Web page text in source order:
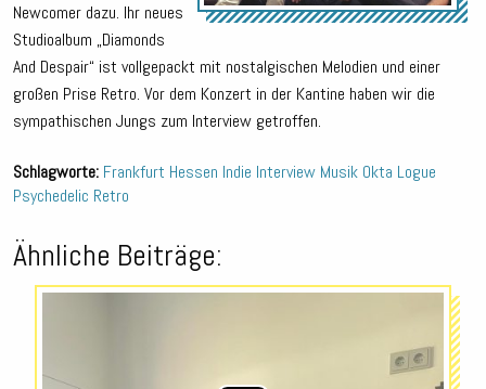
Newcomer dazu. Ihr neues
Studioalbum „Diamonds
And Despair“ ist vollgepackt mit nostalgischen Melodien und einer
großen Prise Retro. Vor dem Konzert in der Kantine haben wir die
sympathischen Jungs zum Interview getroffen.
Schlagworte: Frankfurt Hessen Indie Interview Musik Okta Logue
Psychedelic Retro
Ähnliche Beiträge:
Audio-
Player